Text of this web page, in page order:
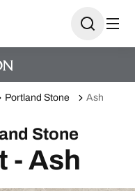
Portland Stone Ash
Stone
- Ash